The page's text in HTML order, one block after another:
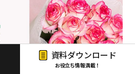
資料ダウンロード
お役立ち情報満載！